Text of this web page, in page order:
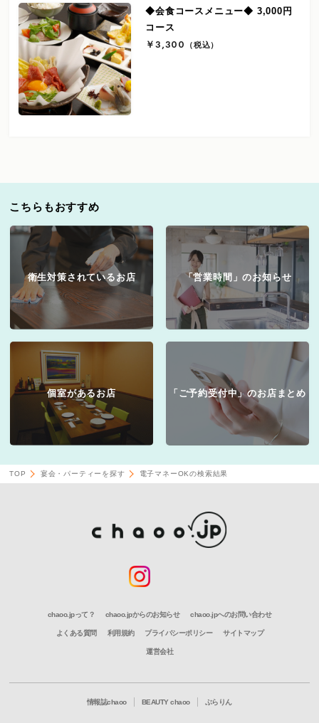
◆会食コースメニュー◆ 3,000円
コース
￥3,300 （税込）
こちらもおすすめ
衛生対策されているお店 「営業時間」のお知らせ
個室があるお店 「ご予約受付中」のお店まとめ
TOP 宴会・パーティーを探す 電子マネーOKの検索結果
chaoo.jpって？ chaoo.jpからのお知らせ chaoo.jpへのお問い合わせ
よくある質問 利用規約 プライバシーポリシー サイトマップ
運営会社
情報誌chaoo BEAUTY chaoo ぶらりん